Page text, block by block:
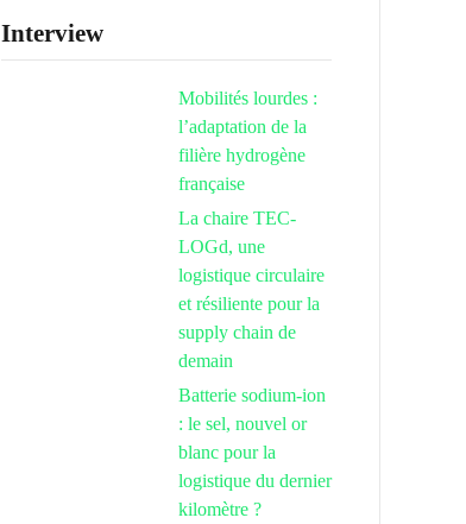
Interview
Mobilités lourdes :
l’adaptation de la
filière hydrogène
française
La chaire TEC-
LOGd, une
logistique circulaire
et résiliente pour la
supply chain de
demain
Batterie sodium-ion
: le sel, nouvel or
blanc pour la
logistique du dernier
kilomètre ?